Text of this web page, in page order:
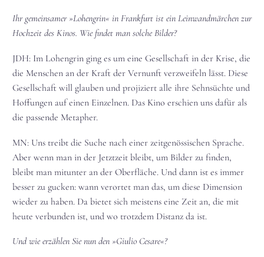
Ihr gemeinsamer »Lohengrin« in Frankfurt ist ein Leinwandmärchen zur
Hochzeit des Kinos. Wie findet man solche Bilder?
JDH: Im Lohengrin ging es um eine Gesellschaft in der Krise, die
die Menschen an der Kraft der Vernunft verzweifeln lässt. Diese
Gesellschaft will glauben und projiziert alle ihre Sehnsüchte und
Hoffungen auf einen Einzelnen. Das Kino erschien uns dafür als
die passende Metapher.
MN: Uns treibt die Suche nach einer zeitgenössischen Sprache.
Aber wenn man in der Jetztzeit bleibt, um Bilder zu finden,
bleibt man mitunter an der Oberfläche. Und dann ist es immer
besser zu gucken: wann verortet man das, um diese Dimension
wieder zu haben. Da bietet sich meistens eine Zeit an, die mit
heute verbunden ist, und wo trotzdem Distanz da ist.
Und wie erzählen Sie nun den »Giulio Cesare«?